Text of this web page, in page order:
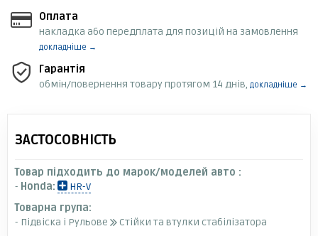
Оплата
накладка або передплата для позицій на замовлення
докладніше →
Гарантія
обмін/повернення товару протягом 14 днів, докладніше →
ЗАСТОСОВНІСТЬ
Товар підходить до марок/моделей авто :
- Honda:
HR-V
Товарна група:
- Підвіска і Рульове
Стійки та втулки стабілізатора